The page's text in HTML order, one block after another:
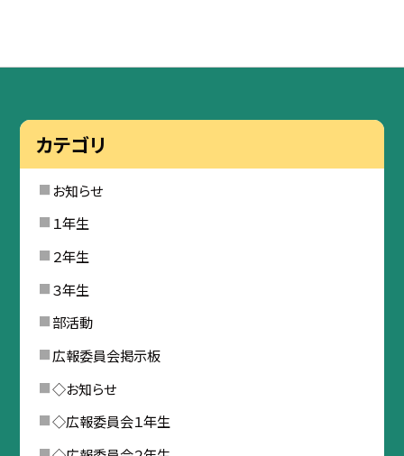
カテゴリ
お知らせ
１年生
２年生
３年生
部活動
広報委員会掲示板
◇お知らせ
◇広報委員会１年生